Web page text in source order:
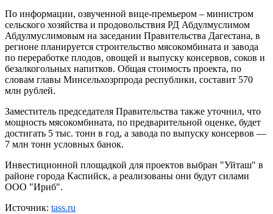
По информации, озвученной вице-премьером – министром
сельского хозяйства и продовольствия РД Абдулмуслимом
Абдулмуслимовым на заседании Правительства Дагестана, в
регионе планируется строительство мясокомбината и завода
по переработке плодов, овощей и выпуску консервов, соков и
безалкогольных напитков. Общая стоимость проекта, по
словам главы Минсельхозрпрода республики, составит 570
млн рублей.
Заместитель председателя Правительства также уточнил, что
мощность мясокомбината, по предварительной оценке, будет
достигать 5 тыс. тонн в год, а завода по выпуску консервов —
7 млн тонн условных банок.
Инвестиционной площадкой для проектов выбран "Уйташ" в
районе города Каспийск, а реализованы они будут силами
ООО "Ириб".
Источник: tass.ru